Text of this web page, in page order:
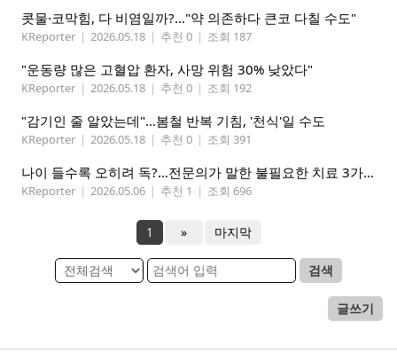
콧물·코막힘, 다 비염일까?…"약 의존하다 큰코 다칠 수도"
KReporter | 2026.05.18 | 추천 0 | 조회 187
"운동량 많은 고혈압 환자, 사망 위험 30% 낮았다"
KReporter | 2026.05.18 | 추천 0 | 조회 192
"감기인 줄 알았는데"…봄철 반복 기침, '천식'일 수도
KReporter | 2026.05.18 | 추천 0 | 조회 391
나이 들수록 오히려 독?…전문의가 말한 불필요한 치료 3가지
KReporter | 2026.05.06 | 추천 1 | 조회 696
1 » 마지막
검색
글쓰기